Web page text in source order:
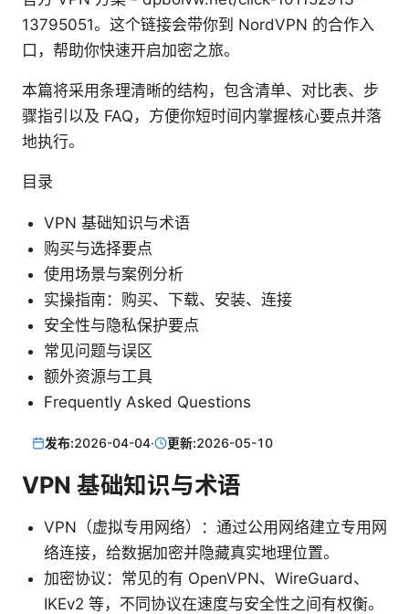
13795051。这个链接会带你到 NordVPN 的合作入
口，帮助你快速开启加密之旅。
本篇将采用条理清晰的结构，包含清单、对比表、步
骤指引以及 FAQ，方便你短时间内掌握核心要点并落
地执行。
目录
VPN 基础知识与术语
购买与选择要点
使用场景与案例分析
实操指南：购买、下载、安装、连接
安全性与隐私保护要点
常见问题与误区
额外资源与工具
Frequently Asked Questions
发布:2026-04-04· 更新:2026-05-10
VPN 基础知识与术语
VPN（虚拟专用网络）：通过公用网络建立专用网
络连接，给数据加密并隐藏真实地理位置。
加密协议：常见的有 OpenVPN、WireGuard、
IKEv2 等，不同协议在速度与安全性之间有权衡。